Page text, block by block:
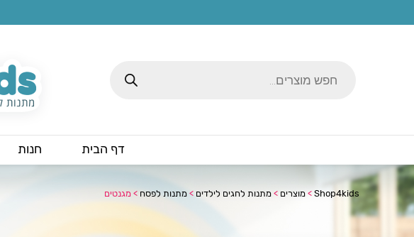
search
דף הבית חנות
Shop4kids
> מוצרים > מתנות לחגים לילדים > מתנות לפסח > מגנטים